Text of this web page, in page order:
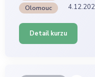
Olomouc
Detail kurzu